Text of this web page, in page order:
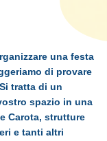
una festa
di provare
tratta di un
spazio in una
Carota, strutture
e tanti altri